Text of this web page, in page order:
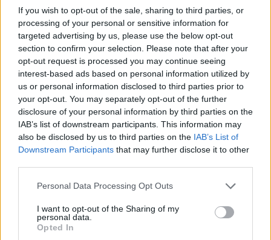
If you wish to opt-out of the sale, sharing to third parties, or
processing of your personal or sensitive information for
targeted advertising by us, please use the below opt-out
section to confirm your selection. Please note that after your
opt-out request is processed you may continue seeing
interest-based ads based on personal information utilized by
us or personal information disclosed to third parties prior to
your opt-out. You may separately opt-out of the further
disclosure of your personal information by third parties on the
IAB’s list of downstream participants. This information may
also be disclosed by us to third parties on the IAB’s List of
Downstream Participants that may further disclose it to other
Personal Data Processing Opt Outs
I want to opt-out of the Sharing of my
personal data.
Opted In
Matías Prats y Mónica Carrillo te acercan a la actualidad
del fin de semana.
21:45
Deportes fin de semana
Edición de fin de semana de la información deportiva de
la mano de Alba Dueñas, Angie Rigueiro y Rocío
Martínez . Un repaso de lo más importante acontecido
en el mundo del deporte con especial atención en las
competiciones nacionales.
Empezó hace poco